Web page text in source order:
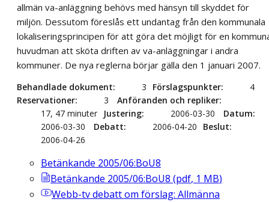
allmän va-anläggning behövs med hänsyn till skyddet för
miljön. Dessutom föreslås ett undantag från den kommunala
lokaliseringsprincipen för att göra det möjligt för en
huvudman att sköta driften av va-anläggningar i andra
kommuner. De nya reglerna börjar gälla den 1 januari 2007.
Behandlade dokument 3 Förslagspunkter
4
Reservationer
3
Anföranden och repliker
17, 47 minuter
Justering 2006-03-30
Datum
2006-03-30
Debatt 2006-04-20
Beslut
2006-04-26
Betänkande 2005/06:BoU8
Betänkande 2005/06:BoU8 (pdf, 1 MB)
Webb-tvdebatt om förslag: Allmänna